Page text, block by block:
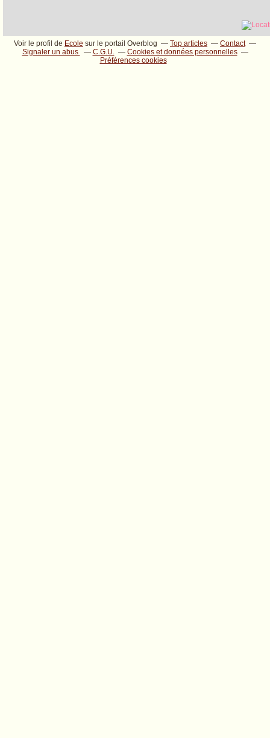
Voir le profil de Ecole sur le portail Overblog Top articles
Contact
Signaler un abus
C.G.U.
Cookies et données personnelles
Préférences cookies